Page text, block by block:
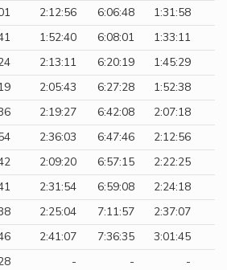
2:12:56 6:06:48
1:31:58
1:52:40 6:08:01
1:33:11
2:13:11 6:20:19
1:45:29
2:05:43 6:27:28
1:52:38
2:19:27 6:42:08
2:07:18
2:36:03 6:47:46
2:12:56
2:09:20 6:57:15
2:22:25
2:31:54 6:59:08
2:24:18
2:25:04 7:11:57
2:37:07
2:41:07 7:36:35
3:01:45
- -
-